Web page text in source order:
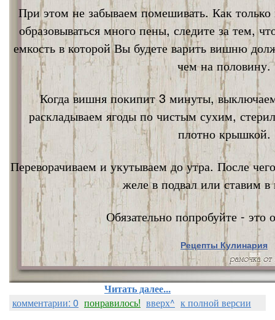
При этом не забываем помешивать. Как
образовываться много пены, следите за тем,
емкость в которой Вы будете варить вишню
чем на половину.
Когда вишня покипит 3 минуты,
раскладываем ягоды по чистым сухим,
плотно крышкой.
Переворачиваем и укутываем до утра. После
желе в подвал или ставим в
Обязательно попробуйте - это
Рецепты Кулинария
Nata Vi
Читать далее...
комментарии: 0 понравилось! вверх^ к полной версии